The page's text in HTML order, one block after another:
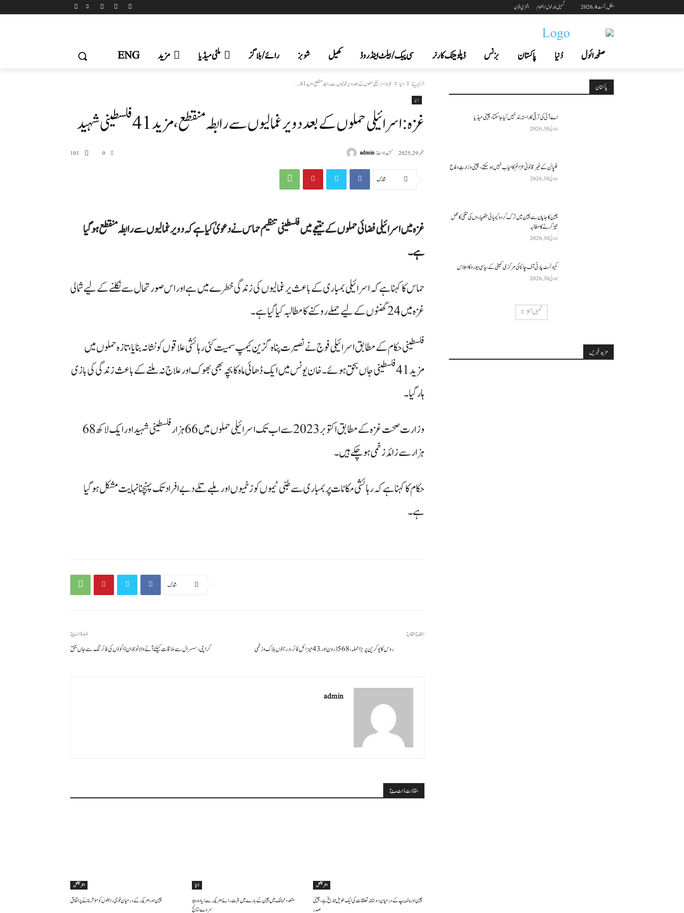
منگل, اگست 4, 2026 تسجيل الدخول / انضمام اشتري الآن
صفحہ ائول دُنیا پاکستان بزنس ڈپلومیٹک کارنر سی پیک /بیلٹ اینڈ روڈ کھیل شوبز رائے/بلاگز ملٹی میڈیا مزید ENG
الرئيسية دُنیا غزہ: اسرائیلی حملوں کے بعد دو یرغمالیوں سے رابطہ منقطع، مزید 41...
دُنیا
غزہ: اسرائیلی حملوں کے بعد دو یرغمالیوں سے رابطہ منقطع، مزید 41 فلسطینی شہید
0
101 ستمبر 29, 2025 كتب بواسطةadmin
شارك
غزہ میں اسرائیلی فضائی حملوں کے نتیجے میں فلسطینی تنظیم حماس نے دعویٰ کیا ہے کہ دو یرغمالیوں سے رابطہ منقطع ہوگیا
ہے۔
حماس کا کہنا ہے کہ اسرائیلی بمباری کے باعث یرغمالیوں کی زندگی خطرے میں ہے اور اس صورتحال سے نکلنے کے لیے شمالی
غزہ میں 24 گھنٹوں کے لیے حملے روکنے کا مطالبہ کیا گیا ہے۔
فلسطینی حکام کے مطابق اسرائیلی فوج نے نصیرت پناہ گزین کیمپ سمیت کئی رہائشی علاقوں کو نشانہ بنایا، تازہ حملوں میں
مزید 41 فلسطینی جاں بحق ہوئے۔ خان یونس میں ایک ڈھائی ماہ کا بچہ بھی بھوک اور علاج نہ ملنے کے باعث زندگی کی بازی
ہار گیا۔
وزارت صحت غزہ کے مطابق اکتوبر 2023 سے اب تک اسرائیلی حملوں میں 66 ہزار فلسطینی شہید اور ایک لاکھ 68
ہزار سے زائد زخمی ہوچکے ہیں۔
حکام کا کہنا ہے کہ رہائشی مکانات پر بمباری سے طبی ٹیموں کو زخمیوں اور ملبے تلے دبے افراد تک پہنچنا نہایت مشکل ہوگیا
ہے۔
شارك
المادة السابقة
کراچی، سسرال سے ملاقات کیلئے آنے والا نوجوان ڈاکوؤں کی فائرنگ سے جاں بحق
المقالة القادمة
روس کا یوکرین پر بڑا حملہ، 568 ڈرون اور 43 میزائل فائر، درجنوں ہلاک و زخمی
admin
مقالات ذات صلة
انٹرنیشنل
چین اور مالدیپ کے درمیان دوستانہ تعلقات کی ایک طویل تاریخ ہے، چینی
صدر
دُنیا
متعدد ممالک میں چین کے بارے میں مثبت رائے امریکہ سے زیادہ، پیو
سروے نتائج
انٹرنیشنل
چین اور امریکہ کے درمیان فوجی رابطوں کو مؤثر بنانے پر اتفاق
پاکستان
اے آئی کی ترقی کا راستہ بند نہیں کیا جا سکتا، چینی میڈیا
جولائی 30, 2026
فلپائن کے غیر قانونی عزائم کامیاب نہیں ہو سکتے ، چینی وزارتِ دفاع
جولائی 30, 2026
چین کا جاپان سے چین میں ترک کردہ کیمیائی ہتھیاروں کی تلفی کا عمل
تیز کرنے کا مطالبہ
جولائی 30, 2026
کمیونسٹ پارٹی آف چائنا کی مرکزی کمیٹی کے سیاسی بیورو کا اجلاس
جولائی 30, 2026
تحميل أكثر
مزید خبریں